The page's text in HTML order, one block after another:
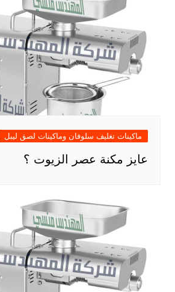
ماكينات تغليف سلوفان وماكينات لصق ليبل
عايز مكنة عصر الزيوت ؟